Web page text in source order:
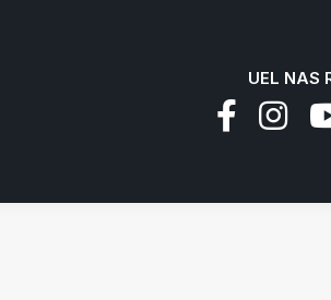
UEL NAS